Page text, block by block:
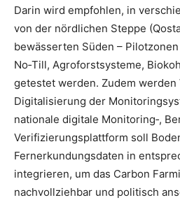
Darin wird empfohlen, in
von der nördlichen Steppe
bewässerten Süden –
No‑Till, Agroforstsysteme,
getestet werden. Zudem werden
Digitalisierung der
nationale digitale Monitoring‑,
Verifizierungsplattform soll
Fernerkundungsdaten in
integrieren, um das Carbon
nachvollziehbar und politisch